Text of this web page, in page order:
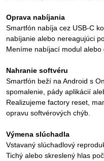
Oprava nabíjania
Smartfón nabíja cez USB-C
nabíjanie alebo nereagujúci
Meníme nabíjací modul alebo
Nahranie softvéru
Smartfón beží na Android s
spomalenie, pády aplikácií
Realizujeme factory reset,
opravu softvérových chýb.
Výmena slúchadla
Vstavaný slúchadlový
Tichý alebo skreslený hlas